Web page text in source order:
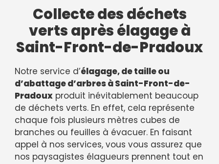
Collecte des déchets
verts après élagage à
Saint-Front-de-Pradoux
Notre service d’élagage, de taille ou
d’abattage d’arbres à Saint-Front-de-
Pradoux produit inévitablement beaucoup
de déchets verts. En effet, cela représente
chaque fois plusieurs mètres cubes de
branches ou feuilles à évacuer. En faisant
appel à nos services, vous vous assurez que
nos paysagistes élagueurs prennent tout en